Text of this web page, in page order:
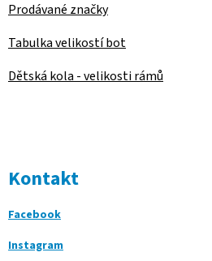
Prodávané značky
Tabulka velikostí bot
Dětská kola - velikosti rámů
Kontakt
Facebook
Instagram